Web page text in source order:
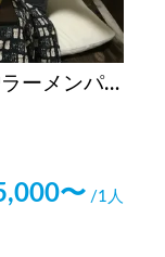
【外国人限定】オリジナル味噌ラーメンパーティ
〜 /1人